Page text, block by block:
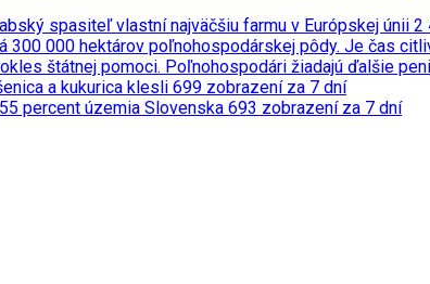
spasiteľ vlastní najväčšiu farmu v Európskej únii 2
300 000 hektárov poľnohospodárskej pôdy. Je čas
štátnej pomoci. Poľnohospodári žiadajú ďalšie
a kukurica klesli 699 zobrazení za 7 dní
percent územia Slovenska 693 zobrazení za 7 dní